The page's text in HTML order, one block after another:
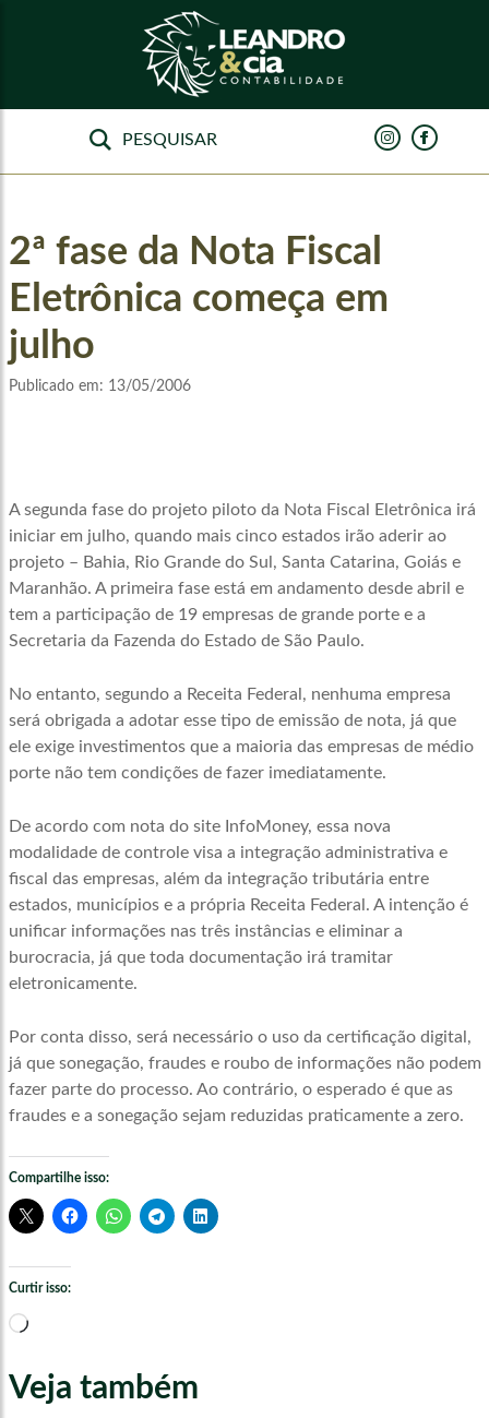
2ª fase da Nota Fiscal
Eletrônica começa em
julho
Publicado em: 13/05/2006
A segunda fase do projeto piloto da Nota Fiscal Eletrônica irá
iniciar em julho, quando mais cinco estados irão aderir ao
projeto – Bahia, Rio Grande do Sul, Santa Catarina, Goiás e
Maranhão. A primeira fase está em andamento desde abril e
tem a participação de 19 empresas de grande porte e a
Secretaria da Fazenda do Estado de São Paulo.
No entanto, segundo a Receita Federal, nenhuma empresa
será obrigada a adotar esse tipo de emissão de nota, já que
ele exige investimentos que a maioria das empresas de médio
porte não tem condições de fazer imediatamente.
De acordo com nota do site InfoMoney, essa nova
modalidade de controle visa a integração administrativa e
fiscal das empresas, além da integração tributária entre
estados, municípios e a própria Receita Federal. A intenção é
unificar informações nas três instâncias e eliminar a
burocracia, já que toda documentação irá tramitar
eletronicamente.
Por conta disso, será necessário o uso da certificação digital,
já que sonegação, fraudes e roubo de informações não podem
fazer parte do processo. Ao contrário, o esperado é que as
fraudes e a sonegação sejam reduzidas praticamente a zero.
Compartilhe isso:
Curtir isso:
Carregando...
Veja também